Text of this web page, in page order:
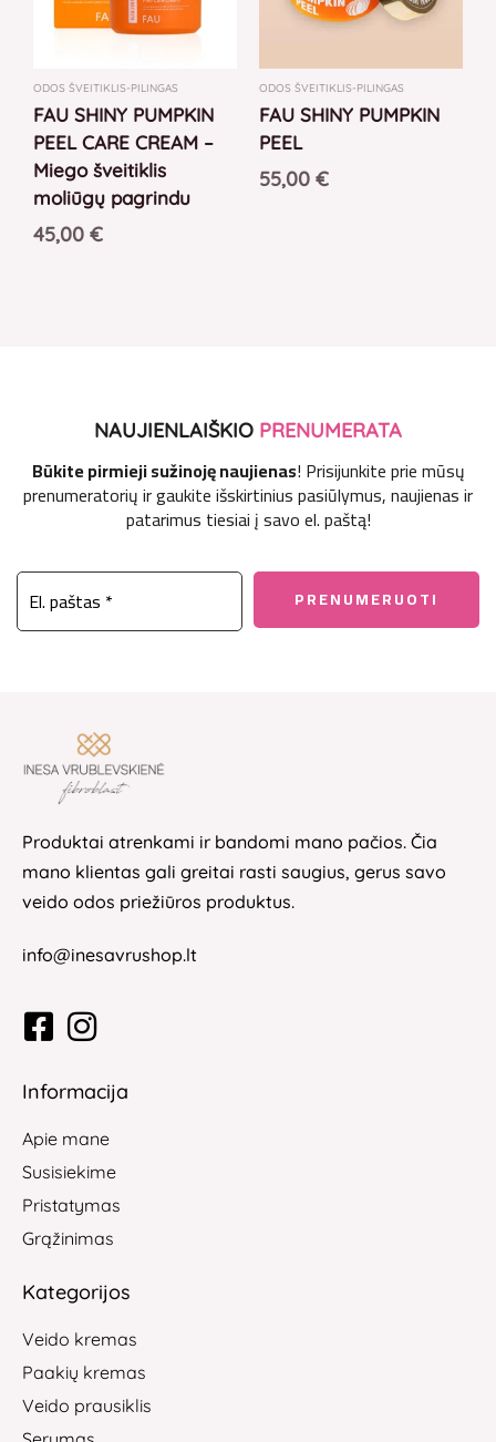
ODOS ŠVEITIKLIS-PILINGAS
FAU SHINY PUMPKIN
PEEL CARE CREAM –
Miego šveitiklis
moliūgų pagrindu
45,00 €
ODOS ŠVEITIKLIS-PILINGAS
FAU SHINY PUMPKIN
PEEL
55,00 €
NAUJIENLAIŠKIO PRENUMERATA
Būkite pirmieji sužinoję naujienas! Prisijunkite prie mūsų
prenumeratorių ir gaukite išskirtinius pasiūlymus, naujienas ir
patarimus tiesiai į savo el. paštą!
Produktai atrenkami ir bandomi mano pačios. Čia
mano klientas gali greitai rasti saugius, gerus savo
veido odos priežiūros produktus.
info@inesavrushop.lt
Informacija
Apie mane
Susisiekime
Pristatymas
Grąžinimas
Kategorijos
Veido kremas
Paakių kremas
Veido prausiklis